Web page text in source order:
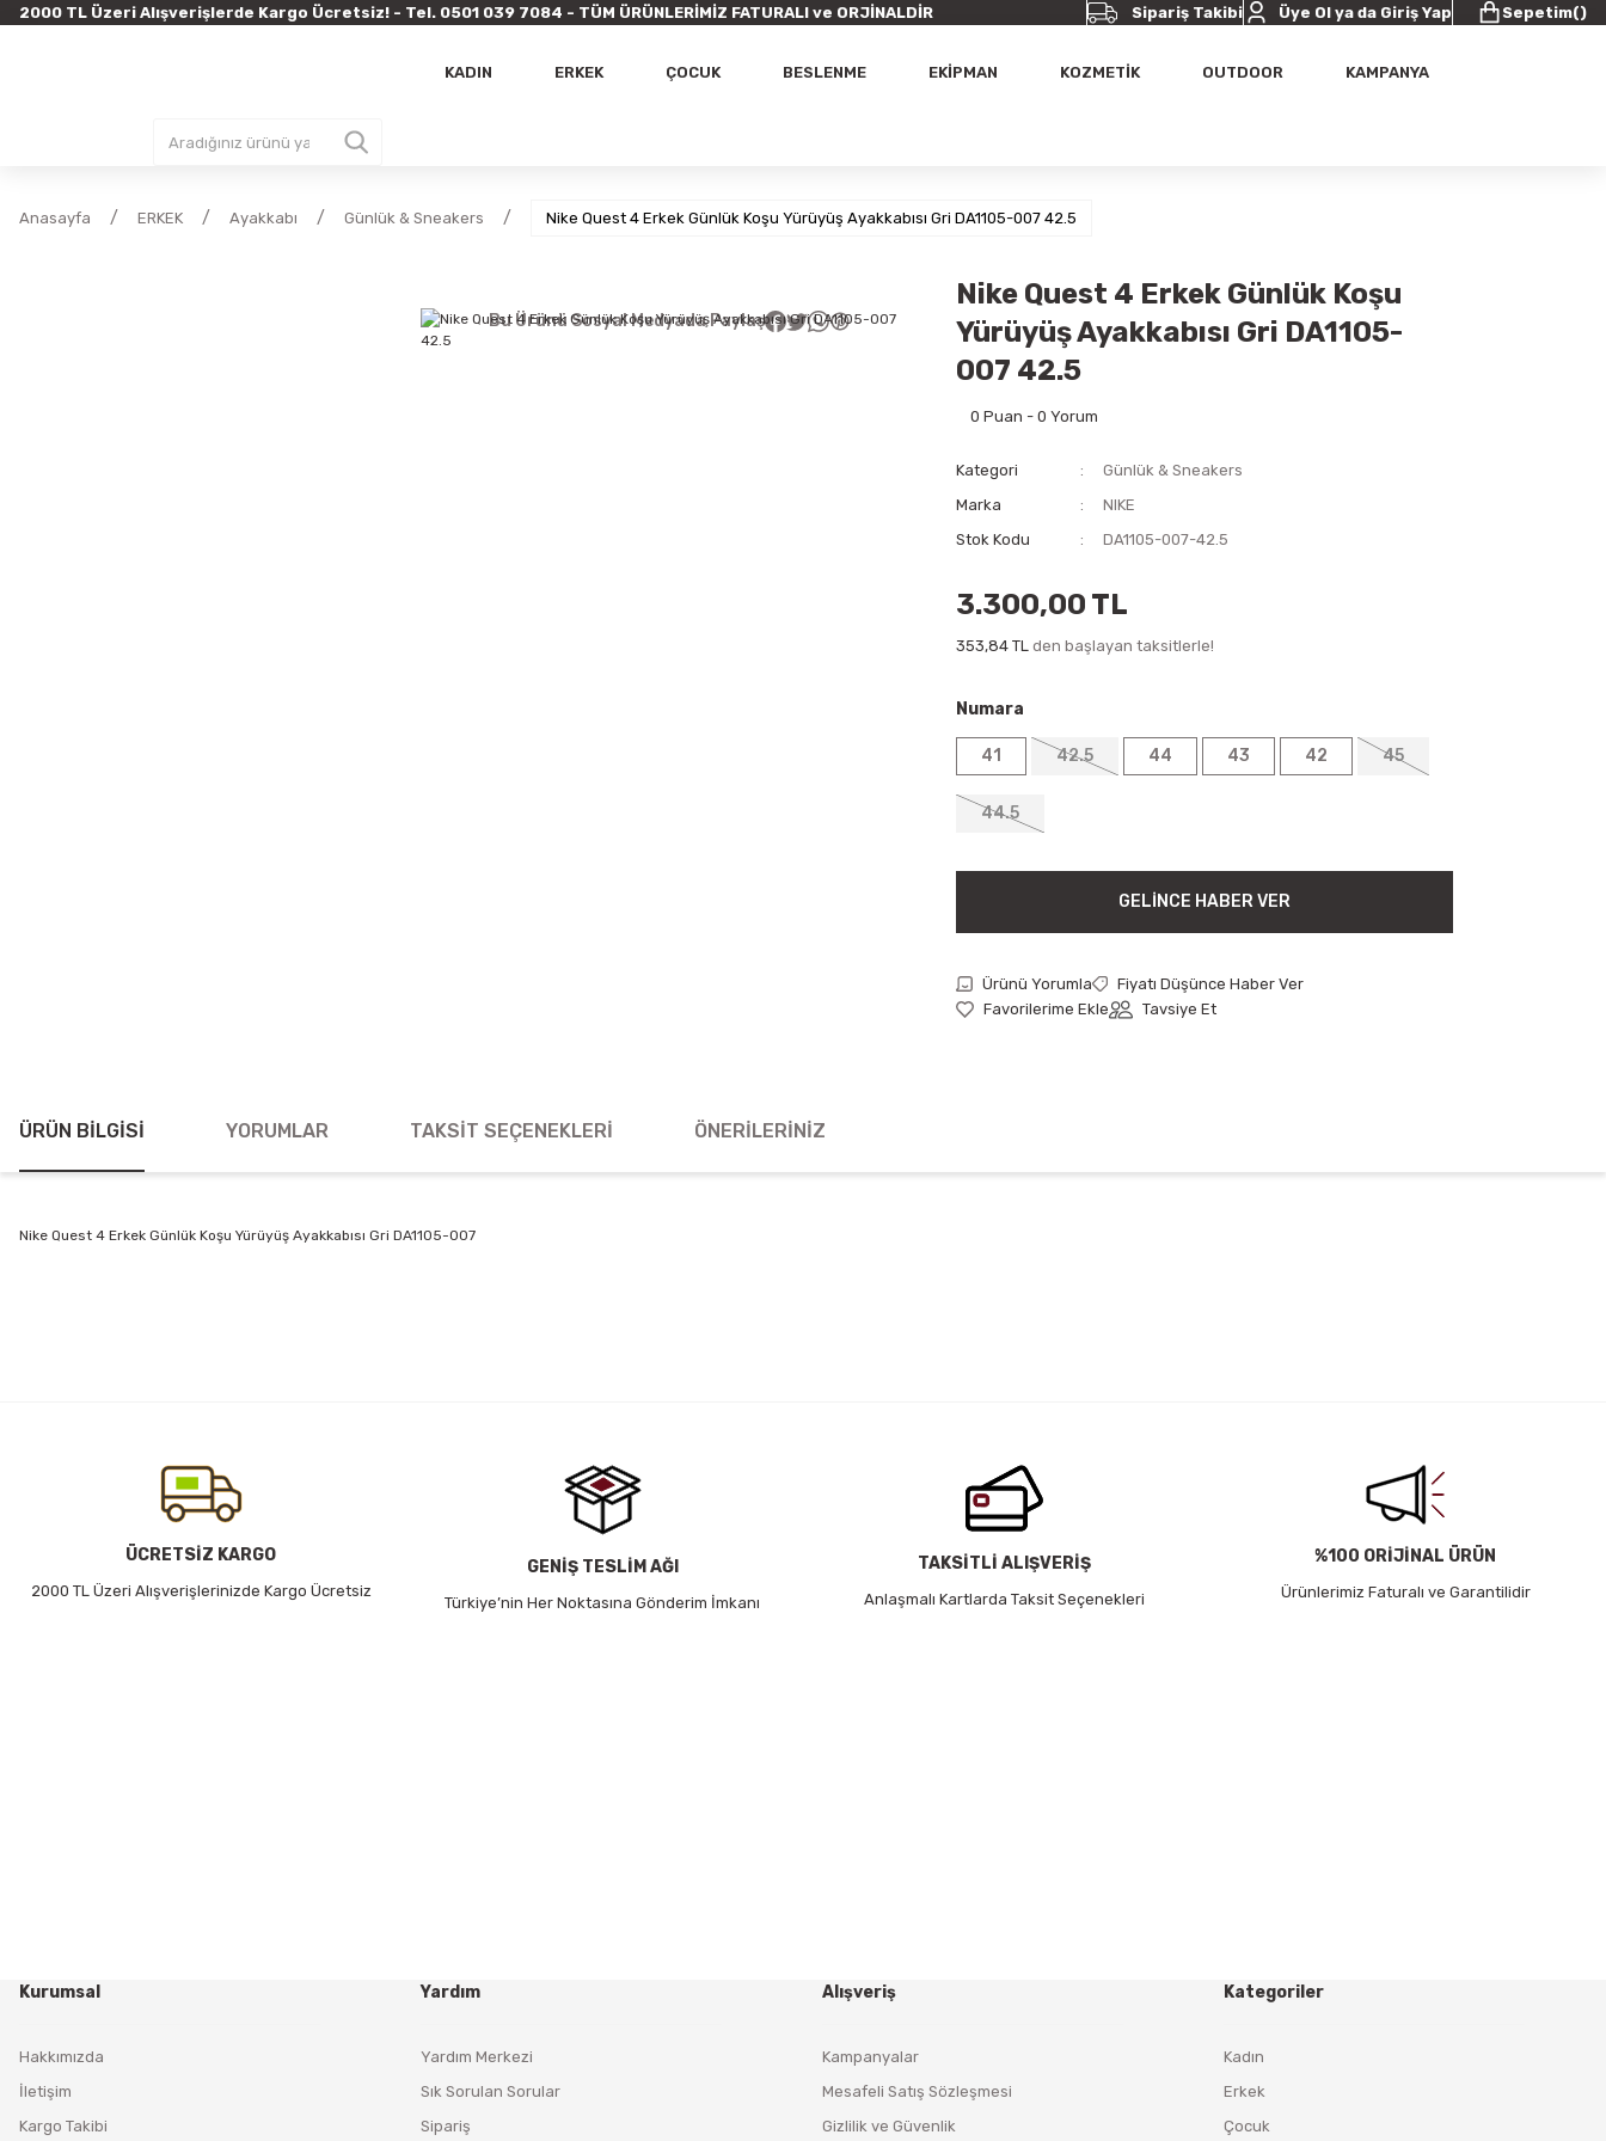
2000 TL Üzeri Alışverişlerde Kargo Ücretsiz! - Tel. 0501 039 7084 - TÜM ÜRÜNLERİMİZ FATURALI ve ORJİNALDİR Sipariş Takibi Üye Ol ya da Giriş Yap Sepetim()
KADIN ERKEK ÇOCUK BESLENME EKİPMAN KOZMETİK OUTDOOR KAMPANYA
Anasayfa ERKEK Ayakkabı Günlük & Sneakers Nike Quest 4 Erkek Günlük Koşu Yürüyüş Ayakkabısı Gri DA1105-007 42.5
Bu Ürünü Sosyal Medyada Paylaş
Nike Quest 4 Erkek Günlük Koşu
Yürüyüş Ayakkabısı Gri DA1105-
007 42.5
0 Puan - 0 Yorum
Kategori
Günlük & Sneakers
Marka
NIKE
Stok Kodu
DA1105-007-42.5
3.300,00 TL
353,84 TL den başlayan taksitlerle!
Numara
41 42.5 44 43 42 45
44.5
GELINCE HABER VER
Ürünü Yorumla
Fiyatı Düşünce Haber Ver
Tavsiye Et
ÜRÜN BILGISI YORUMLAR TAKSIT SEÇENEKLERI ÖNERILERINIZ
Nike Quest 4 Erkek Günlük Koşu Yürüyüş Ayakkabısı Gri DA1105-007
Ürün bilgilerinde hatalar bulunuyor.
Ürün fiyatı diğer sitelerden daha pahalı.
Bu ürüne benzer farklı alternatifler olmalı.
ÜCRETSİZ KARGO
2000 TL Üzeri Alışverişlerinizde Kargo Ücretsiz
GENİŞ TESLİM AĞI
Türkiye’nin Her Noktasına Gönderim İmkanı
TAKSİTLİ ALIŞVERİŞ
Anlaşmalı Kartlarda Taksit Seçenekleri
%100 ORİJİNAL ÜRÜN
Ürünlerimiz Faturalı ve Garantilidir
Kurumsal
Hakkımızda
İletişim
Kargo Takibi
Yardım
Yardım Merkezi
Sık Sorulan Sorular
Sipariş
Alışveriş
Kampanyalar
Mesafeli Satış Sözleşmesi
Gizlilik ve Güvenlik
Kategoriler
Kadın
Erkek
Çocuk